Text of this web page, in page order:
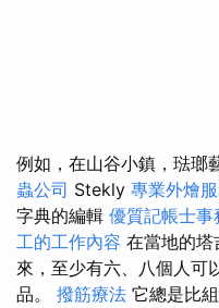
例如，在山谷小鎮，琺瑯
蟲公司 Stekly 專業外燴
字典的編輯 優質記帳士事
工的工作內容 在當地的塔
來，至少有六、八個人可
品。 撥筋療法 它總是比